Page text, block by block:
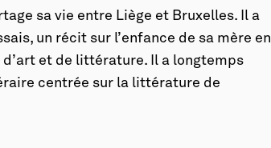
sa vie entre Liège et Bruxelles. Il a
un récit sur l’enfance de sa mère en
et de littérature. Il a longtemps
centrée sur la littérature de